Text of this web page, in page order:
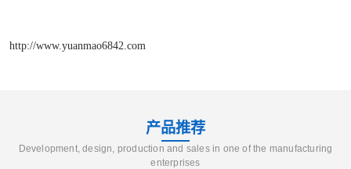
http://www.yuanmao6842.com
产品推荐
Development, design, production and sales in one of the manufacturing
enterprises